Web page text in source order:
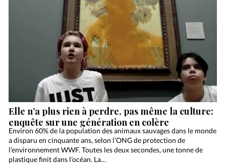
Elle n’a plus rien à perdre, pas même la culture:
enquête sur une génération en colère
Environ 60% de la population des animaux sauvages dans le monde
a disparu en cinquante ans, selon l’ONG de protection de
l’environnement WWF. Toutes les deux secondes, une tonne de
plastique finit dans l’océan. La…